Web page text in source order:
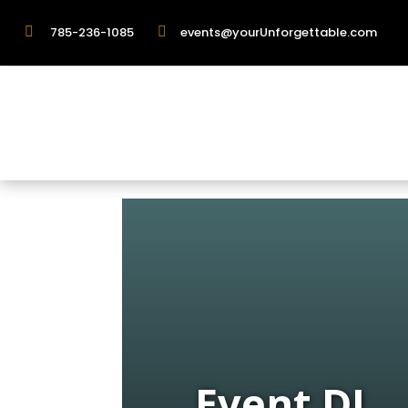
 785-236-1085  events@yourUnforgettable.com